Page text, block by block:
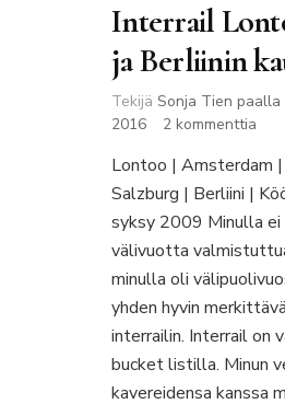
Interrail
ja Berliinin
Tekijä Sonja Tien paalla
2016
2 kommenttia
ja
Lontoo | Amsterdam
Salzburg | Berliini |
syksy 2009 Minulla
välivuotta
minulla oli
yhden hyvin
interrailin. Interrail on
bucket listilla. Minun
kavereidensa kanssa